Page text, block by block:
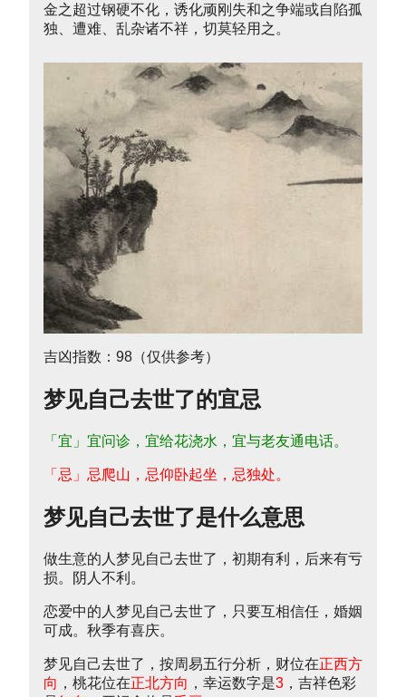
金之超过钢硬不化，诱化顽刚失和之争端或自陷孤
独、遭难、乱杂诸不祥，切莫轻用之。
吉凶指数：98（仅供参考）
梦见自己去世了的宜忌
「宜」宜问诊，宜给花浇水，宜与老友通电话。
「忌」忌爬山，忌仰卧起坐，忌独处。
梦见自己去世了是什么意思
做生意的人梦见自己去世了，初期有利，后来有亏
损。阴人不利。
恋爱中的人梦见自己去世了，只要互相信任，婚姻
可成。秋季有喜庆。
梦见自己去世了，按周易五行分析，财位在正西方
向 ，桃花位在正北方向 ，幸运数字是3 ，吉祥色彩